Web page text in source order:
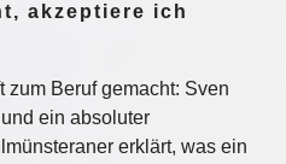
akzeptiere ich
zum Beruf gemacht: Sven
ein absoluter
erklärt, was ein